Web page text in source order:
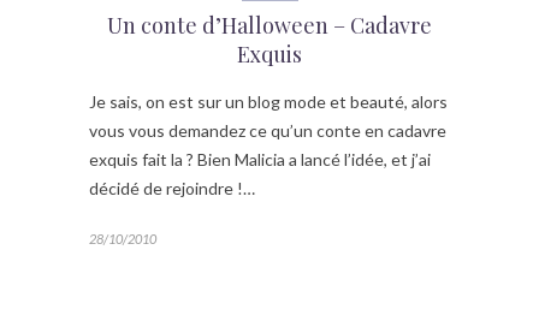
Un conte d’Halloween – Cadavre
Exquis
Je sais, on est sur un blog mode et beauté, alors
vous vous demandez ce qu’un conte en cadavre
exquis fait la ? Bien Malicia a lancé l’idée, et j’ai
décidé de rejoindre !…
28/10/2010